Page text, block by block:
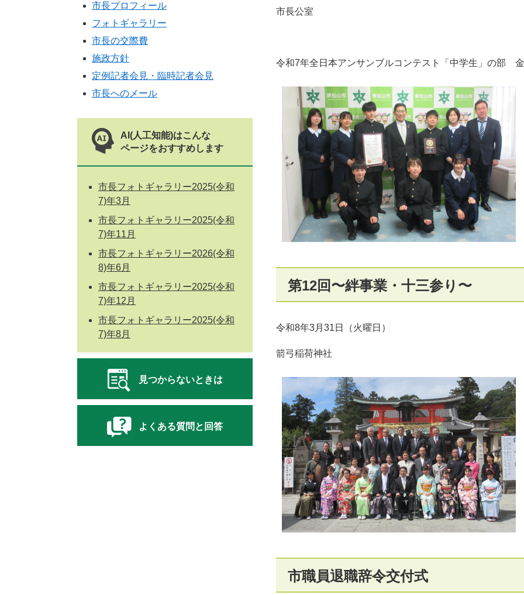
市長公室
令和7年全日本アンサンブルコンテスト「中学生」の部
第12回〜絆事業・十三参り〜
令和8年3月31日（火曜日）
箭弓稲荷神社
市職員退職辞令交付式
市長プロフィール
フォトギャラリー
市長の交際費
施政方針
定例記者会見・臨時記者会見
市長へのメール
AI(人工知能)はこんな
ページをおすすめします
市長フォトギャラリー2025(令和
7)年3月
市長フォトギャラリー2025(令和
7)年11月
市長フォトギャラリー2026(令和
8)年6月
市長フォトギャラリー2025(令和
7)年12月
市長フォトギャラリー2025(令和
7)年8月
見つからないときは
よくある質問と回答